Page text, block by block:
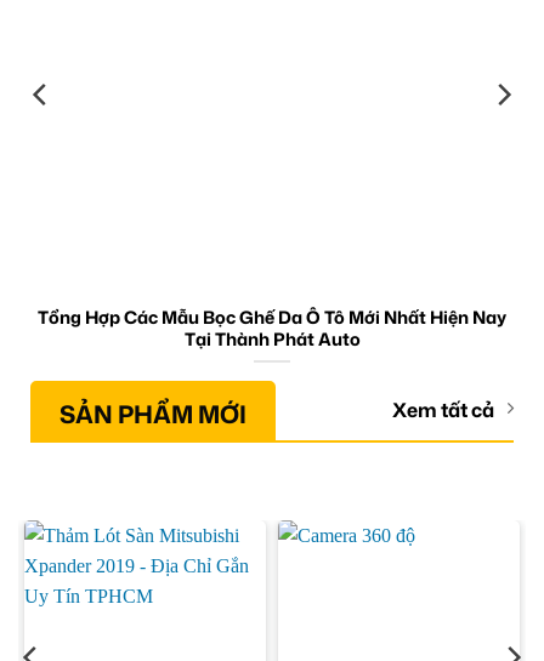
Tổng Hợp Các Mẫu Bọc Ghế Da Ô Tô Mới Nhất Hiện Nay
Tại Thành Phát Auto
SẢN PHẨM MỚI Xem tất cả